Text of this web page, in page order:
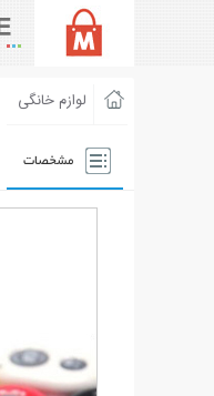
لوازم خانگی
مشخصات